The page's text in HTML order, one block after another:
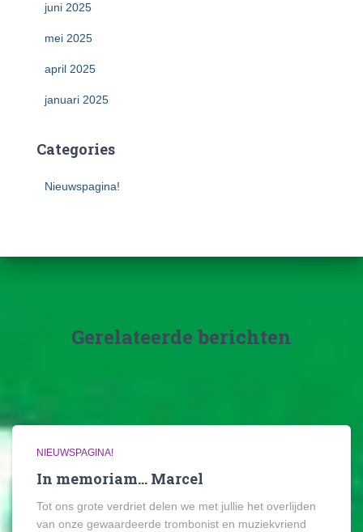
juni 2025
mei 2025
april 2025
januari 2025
Categories
Nieuwspagina!
Gerelateerde berichten
NIEUWSPAGINA!
In memoriam… Marcel
Tot ons grote verdriet delen we met jullie het overlijden
van onze gewaardeerde trombonist en muziekvriend